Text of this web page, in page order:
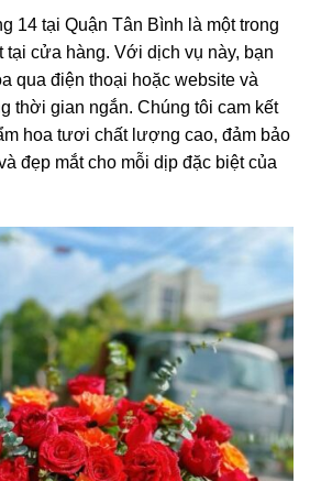
14 tại Quận Tân Bình là một trong
tại cửa hàng. Với dịch vụ này, bạn
qua điện thoại hoặc website và
thời gian ngắn. Chúng tôi cam kết
hoa tươi chất lượng cao, đảm bảo
đẹp mắt cho mỗi dịp đặc biệt của